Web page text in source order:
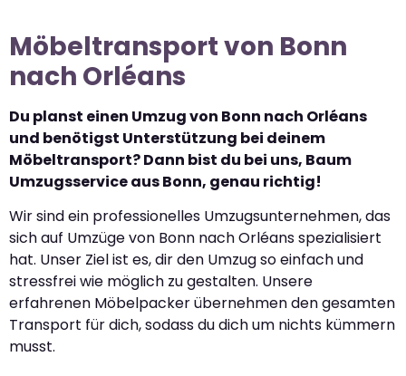
Möbeltransport von Bonn
nach Orléans
Du planst einen Umzug von Bonn nach Orléans
und benötigst Unterstützung bei deinem
Möbeltransport? Dann bist du bei uns, Baum
Umzugsservice aus Bonn, genau richtig!
Wir sind ein professionelles Umzugsunternehmen, das
sich auf Umzüge von Bonn nach Orléans spezialisiert
hat. Unser Ziel ist es, dir den Umzug so einfach und
stressfrei wie möglich zu gestalten. Unsere
erfahrenen Möbelpacker übernehmen den gesamten
Transport für dich, sodass du dich um nichts kümmern
musst.